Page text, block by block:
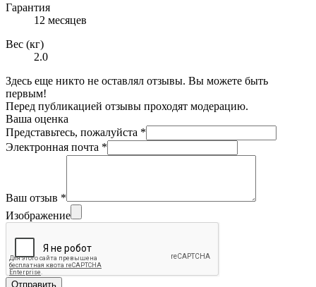
Гарантия
12 месяцев
Вес (кг)
2.0
Здесь еще никто не оставлял отзывы. Вы можете быть
первым!
Перед публикацией отзывы проходят модерацию.
Ваша оценка
Представьтесь, пожалуйста *
Электронная почта *
Ваш отзыв *
Изображение
Отправить